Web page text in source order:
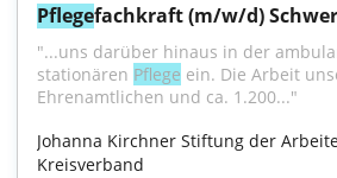
Pflegefachkraft (m/w/d)
"...uns darüber hinaus in der
stationären Pflege ein. Die Arbeit
Ehrenamtlichen und ca. 1.200..."
Johanna Kirchner Stiftung der
Kreisverband